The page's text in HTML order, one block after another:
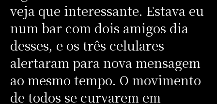
veja que interessante. Estava eu
num bar com dois amigos dia
desses, e os três celulares
alertaram para nova mensagem
ao mesmo tempo. O movimento
de todos se curvarem em